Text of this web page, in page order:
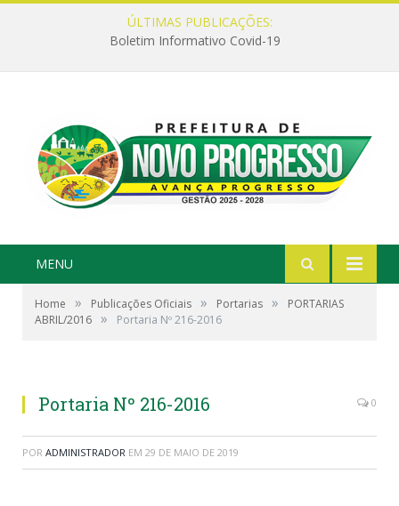
ÚLTIMAS PUBLICAÇÕES:
Boletim Informativo Covid-19
MENU
Home » Publicações Oficiais » Portarias »
PORTARIAS
ABRIL/2016 » Portaria Nº 216-2016
Portaria Nº 216-2016 0
POR ADMINISTRADOR EM 29 DE MAIO DE 2019